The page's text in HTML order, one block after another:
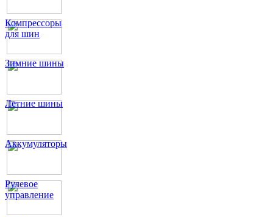
Компрессоры
для шин
Зимние шины
Летние шины
Аккумуляторы
Рулевое
управление